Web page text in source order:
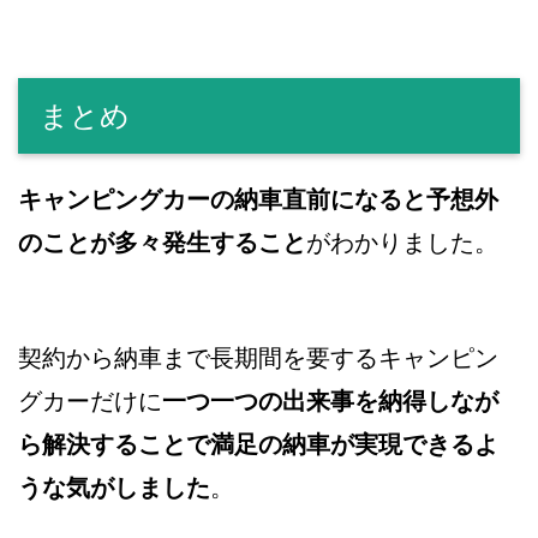
まとめ
キャンピングカーの納車直前になると予想外
のことが多々発生することがわかりました。
契約から納車まで長期間を要するキャンピン
グカーだけに一つ一つの出来事を納得しなが
ら解決することで満足の納車が実現できるよ
うな気がしました。